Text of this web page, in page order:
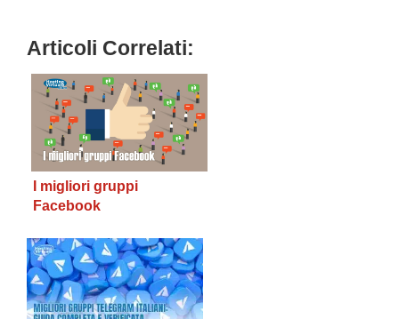
Articoli Correlati:
I migliori gruppi
Facebook